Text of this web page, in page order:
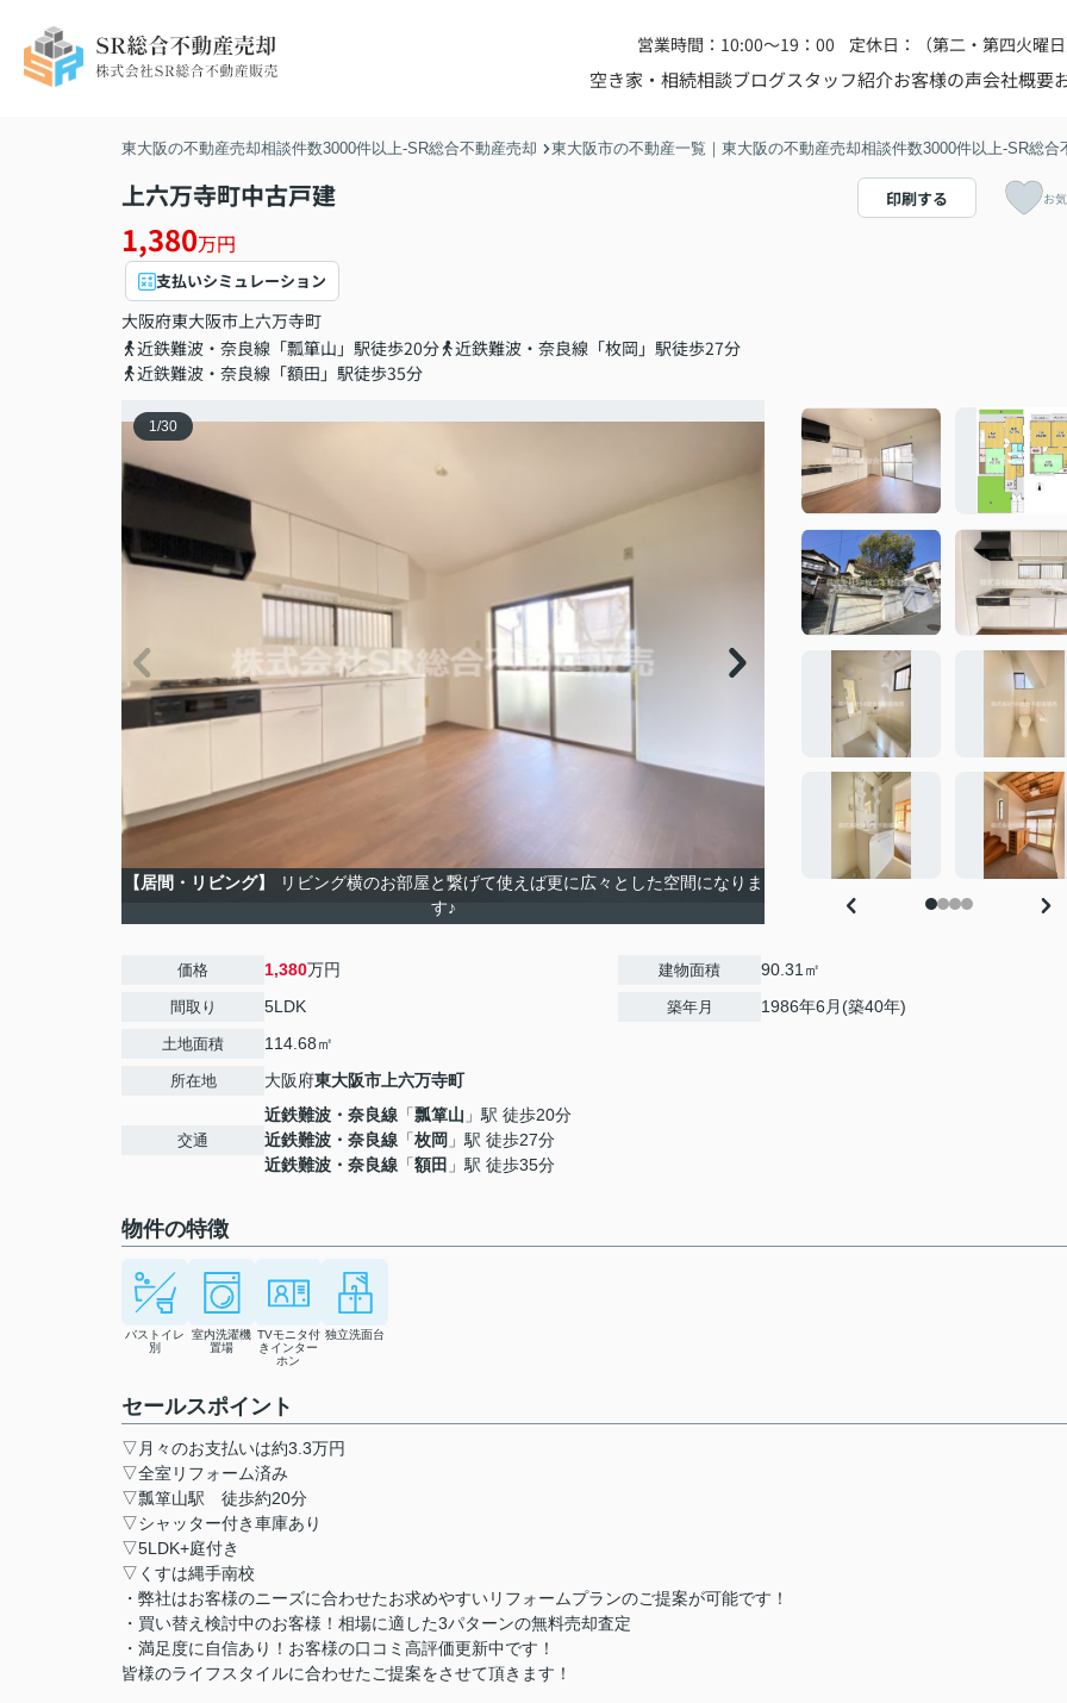
営業時間：10:00～19：00 定休日：（第二・第四火曜
空き家・相続相談ブログスタッフ紹介お客様の声会社概要
東大阪の不動産売却相談件数3000件以上-SR総合不動産売却 東大阪市の不動産一覧｜東大阪の不動産売却相談件数3000件以上-SR総合
上六万寺町中古戸建
1,380万円
支払いシミュレーション
大阪府東大阪市上六万寺町
近鉄難波・奈良線「瓢箪山」駅徒歩20分
近鉄難波・奈良線「枚岡」駅徒歩27分
近鉄難波・奈良線「額田」駅徒歩35分
印刷する お
1/30
【居間・リビング】
リビング横のお部屋と繋げて使えば更に広々とした空間になりま
す♪
価格 1,380万円
間取り 5LDK
土地面積 114.68㎡
所在地 大阪府東大阪市 上六万寺町
交通
近鉄難波・奈良線 「瓢箪山 」駅 徒歩20分
近鉄難波・奈良線 「枚岡 」駅 徒歩27分
近鉄難波・奈良線 「額田 」駅 徒歩35分
建物面積 90.31㎡
築年月 1986年6月(築40年)
物件の特徴
バストイレ
別
室内洗濯機
置場
TVモニタ付
きインター
ホン
独立洗面台
セールスポイント
▽月々のお支払いは約3.3万円
▽全室リフォーム済み
▽瓢箪山駅 徒歩約20分
▽シャッター付き車庫あり
▽5LDK+庭付き
▽くすは縄手南校
・弊社はお客様のニーズに合わせたお求めやすいリフォームプランのご提案が可能です！
・買い替え検討中のお客様！相場に適した3パターンの無料売却査定
・満足度に自信あり！お客様の口コミ高評価更新中です！
皆様のライフスタイルに合わせたご提案をさせて頂きます！